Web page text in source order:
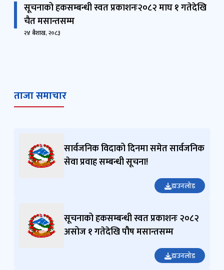
सूचनाको हकसम्बन्धी स्वत प्रकाशनः२०८२ माघ १ गतेदेखि
चैत मसान्तसम्म
२४ बैशाख, २०८३
ताजा समाचार
सार्वजनिक विदाको दिनमा समेत सार्वजनिक
सेवा प्रवाह सम्बन्धी सूचना!
डाउनलोड
सूचनाको हकसम्बन्धी स्वत प्रकाशनः २०८२
असोज १ गतेदेखि पौष मसान्तसम्म
डाउनलोड